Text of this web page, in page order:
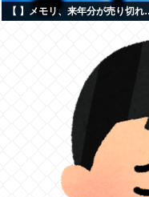
【 】メモリ、来年分が売り切